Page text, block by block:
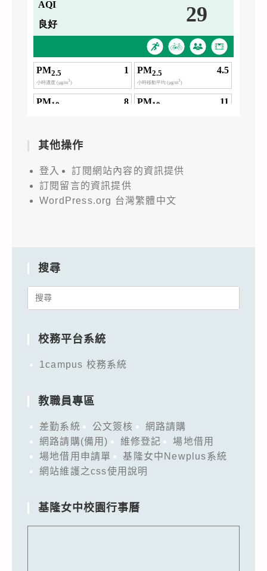
其他操作
登入
訂閱網站內容的資訊提供
訂閱留言的資訊提供
WordPress.org 台灣繁體中文
搜尋
Search
校務平台系統
1campus 校務系統
教職員專區
差勤系統 公文簽核
網路請購
網路請購(備用)
維修登記
場地借用
場地借用申請單
基隆女中Newplus系統
網站維護之css使用說明
基隆女中校園行事曆